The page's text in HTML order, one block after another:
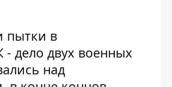
пытки в
- дело двух военных
над